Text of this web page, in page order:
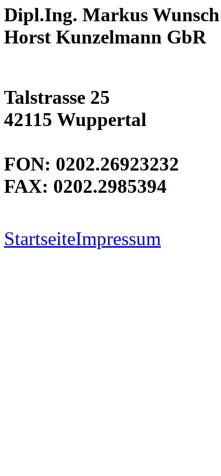
Dipl.Ing. Markus
Horst Kunzelmann GbR
Talstrasse 25
42115 Wuppertal
FON: 0202.26923232
FAX: 0202.2985394
StartseiteImpressum